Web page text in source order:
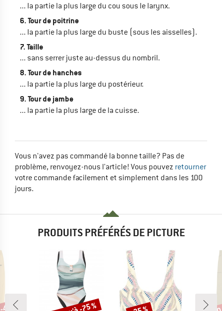
... la partie la plus large du cou sous le larynx.
6. Tour de poitrine
... la partie la plus large du buste (sous les aisselles).
7. Taille
... sans serrer juste au-dessus du nombril.
8. Tour de hanches
... la partie la plus large du postérieur.
9. Tour de jambe
... la partie la plus large de la cuisse.
Vous n'avez pas commandé la bonne taille? Pas de
problème, renvoyez-nous l'article! Vous pouvez retourner
votre commande facilement et simplement dans les 100
jours.
PRODUITS PRÉFÉRÉS DE PICTURE